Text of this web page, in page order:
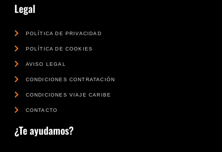
Legal
POLÍTICA DE PRIVACIDAD
POLÍTICA DE COOKIES
AVISO LEGAL
CONDICIONES CONTRATACIÓN
CONDICIONES VIAJE CARIBE
CONTACTO
¿Te ayudamos?